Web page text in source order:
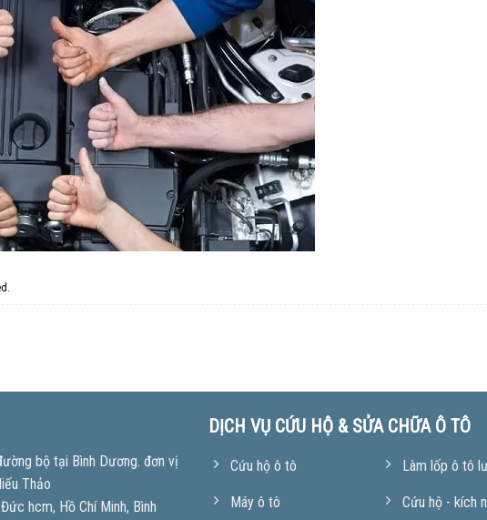
bộ tại Bình Dương. đơn vị
Thảo
hcm, Hồ Chí Minh, Bình
DỊCH VỤ CỨU HỘ & SỬA CHỮA Ô TÔ
Cứu hộ ô tô
Máy ô tô
Làm lốp ô tô
Cứu hộ - kích